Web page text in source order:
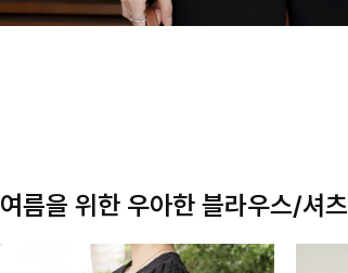
여름을 위한 우아한 블라우스/셔츠